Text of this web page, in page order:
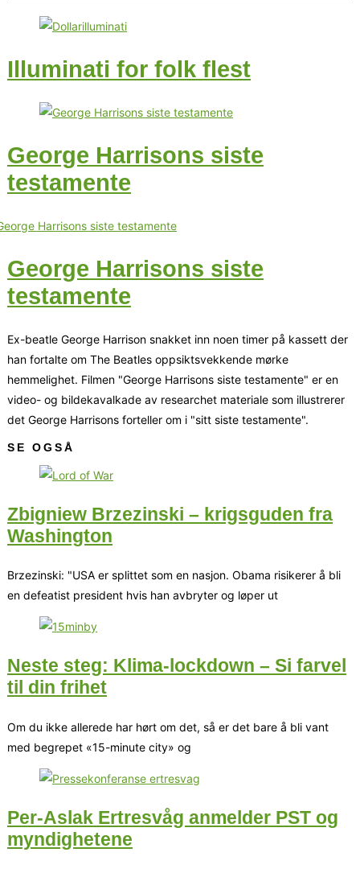
Illuminati for folk flest
George Harrisons siste
testamente
George Harrisons siste
testamente
Ex-beatle George Harrison snakket inn noen timer på kassett der
han fortalte om The Beatles oppsiktsvekkende mørke
hemmelighet. Filmen "George Harrisons siste testamente" er en
video- og bildekavalkade av researchet materiale som illustrerer
det George Harrisons forteller om i "sitt siste testamente".
SE OGSÅ
Zbigniew Brzezinski – krigsguden fra
Washington
Brzezinski: "USA er splittet som en nasjon. Obama risikerer å bli
en defeatist president hvis han avbryter og løper ut
Neste steg: Klima-lockdown – Si farvel
til din frihet
Om du ikke allerede har hørt om det, så er det bare å bli vant
med begrepet «15-minute city» og
Per-Aslak Ertresvåg anmelder PST og
myndighetene